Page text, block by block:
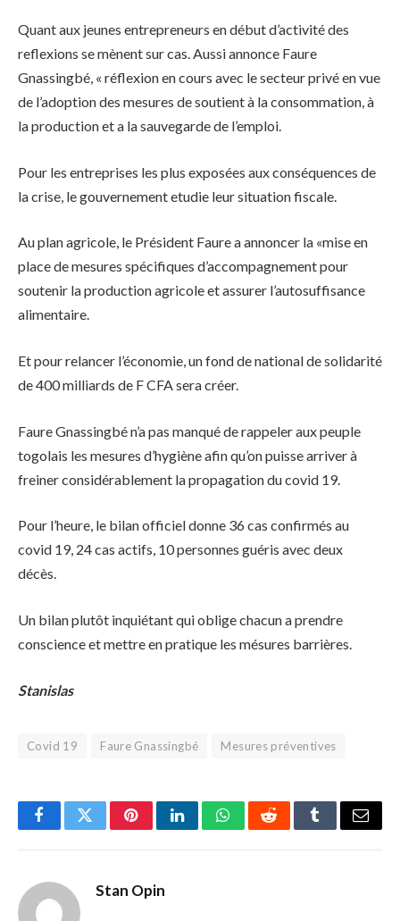
Quant aux jeunes entrepreneurs en début d’activité des
reflexions se mènent sur cas. Aussi annonce Faure
Gnassingbé, « réflexion en cours avec le secteur privé en vue
de l’adoption des mesures de soutient à la consommation, à
la production et a la sauvegarde de l’emploi.
Pour les entreprises les plus exposées aux conséquences de
la crise, le gouvernement etudie leur situation fiscale.
Au plan agricole, le Président Faure a annoncer la «mise en
place de mesures spécifiques d’accompagnement pour
soutenir la production agricole et assurer l’autosuffisance
alimentaire.
Et pour relancer l’économie, un fond de national de solidarité
de 400 milliards de F CFA sera créer.
Faure Gnassingbé n’a pas manqué de rappeler aux peuple
togolais les mesures d’hygiène afin qu’on puisse arriver à
freiner considérablement la propagation du covid 19.
Pour l’heure, le bilan officiel donne 36 cas confirmés au
covid 19, 24 cas actifs, 10 personnes guéris avec deux
décès.
Un bilan plutôt inquiétant qui oblige chacun a prendre
conscience et mettre en pratique les mésures barrières.
Stanislas
Covid 19 Faure Gnassingbé Mesures préventives
FacebookTwitterPinterestLinkedInWhatsAppRedditTumblrEmail
Stan Opin